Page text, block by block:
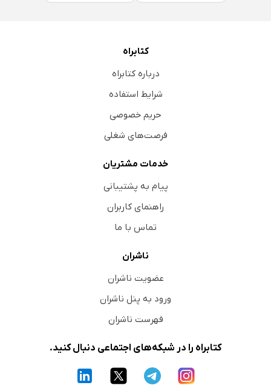
کتابراه
درباره کتابراه
شرایط استفاده
حریم خصوصی
فرصت‌های شغلی
خدمات مشتریان
پیام به پشتیبانی
راهنمای کاربران
تماس با ما
ناشران
عضویت ناشران
ورود به پنل ناشران
فهرست ناشران
کتابراه را در شبکه‌های اجتماعی دنبال کنید.